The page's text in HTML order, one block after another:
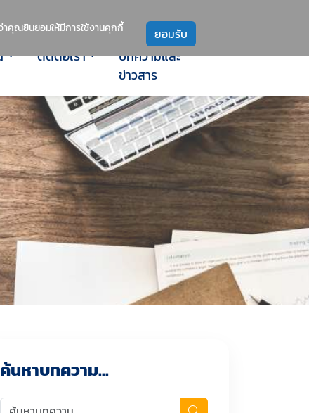
ติดต่อเรา
บทความและ
ข่าวสาร
ค้นหาบทความ...
าคุณยินยอมให้มีการใช้งานคุกกี้